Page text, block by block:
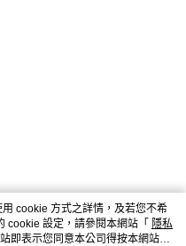
cookie 方式之詳情，及若您不希
cookie 設定，請參閱本網站「 隱私
即表示您同意本公司得按本網站使